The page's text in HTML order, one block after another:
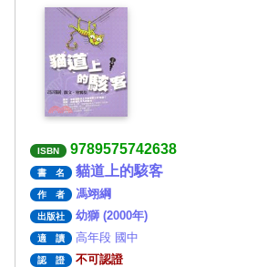
ISBN 9789575742638
書 名 貓道上的駭客
作 者 馮翊綱
出版社 幼獅 (2000年)
適 讀 高年段 國中
認 證 不可認證